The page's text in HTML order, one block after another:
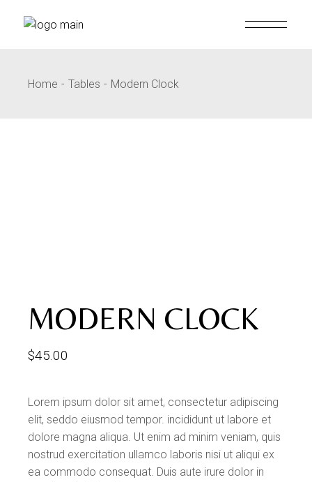
Home Tables Modern Clock
MODERN CLOCK
$45.00
Lorem ipsum dolor sit amet, consectetur adipiscing
elit, seddo eiusmod tempor. incididunt ut labore et
dolore magna aliqua. Ut enim ad minim veniam, quis
nostrud exercitation ullamco laboris nisi ut aliqui ex
ea commodo consequat. Duis aute irure dolor in